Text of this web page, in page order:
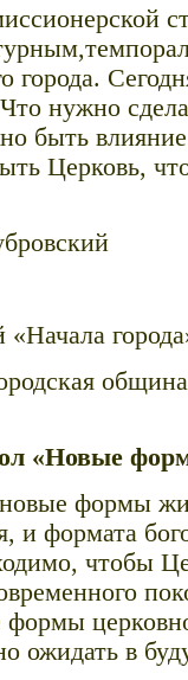
города.
нужно
быть
Церковь,
«Начала
«Новые
формы
и формата
чтобы
формы
ожидать в